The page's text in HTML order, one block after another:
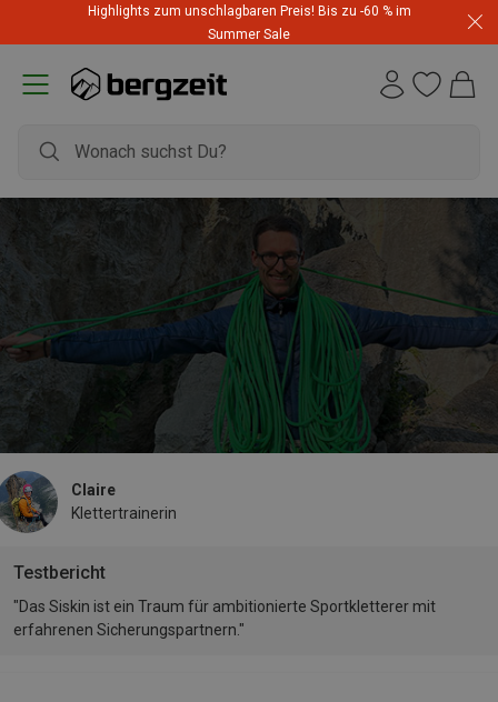
Highlights zum unschlagbaren Preis! Bis zu -60 % im
Summer Sale
Testbericht
Claire
Klettertrainerin
"Das Siskin ist ein Traum für ambitionierte Sportkletterer mit
erfahrenen Sicherungspartnern."